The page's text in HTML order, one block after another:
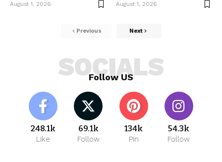
August 1, 2026 August 1, 2026
Previous Next
Follow US
SOCIALS
248.1k
Like
69.1k
Follow
134k
Pin
54.3k
Follow